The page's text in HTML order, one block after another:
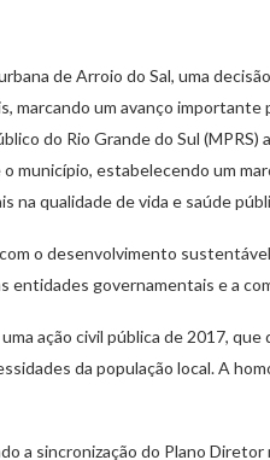
de Arroio do Sal, uma
marcando um avanço importante
do Rio Grande do Sul (MPRS)
município, estabelecendo um
na qualidade de vida e saúde
o desenvolvimento
entidades governamentais e a
ação civil pública de 2017, que
da população local. A
a sincronização do Plano Diretor